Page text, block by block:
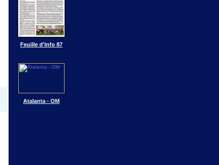
Feuille d'Info 87
Atalanta - OM